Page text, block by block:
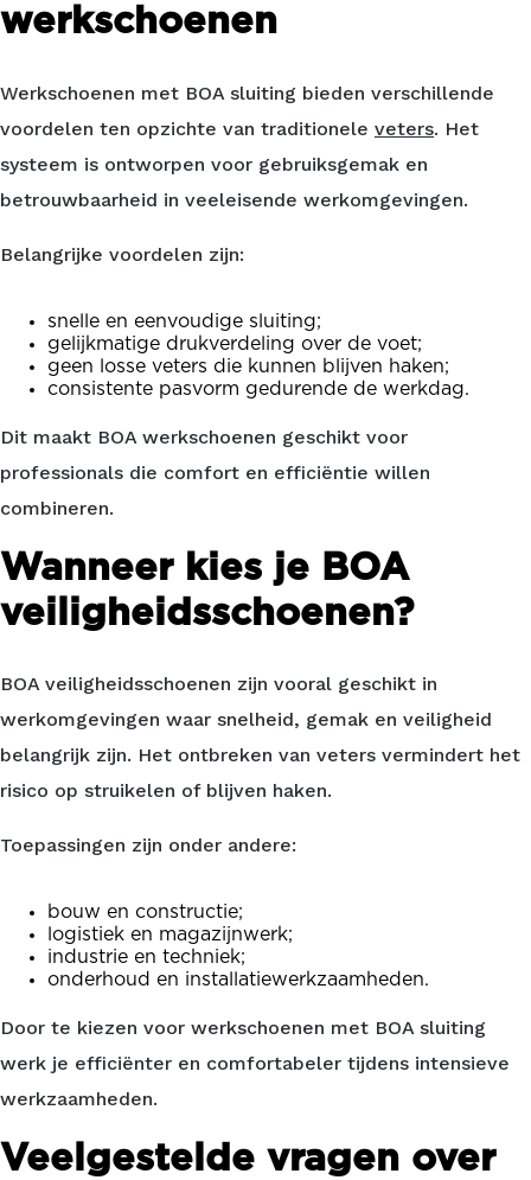
werkschoenen
Werkschoenen met BOA sluiting bieden verschillende
voordelen ten opzichte van traditionele veters. Het
systeem is ontworpen voor gebruiksgemak en
betrouwbaarheid in veeleisende werkomgevingen.
Belangrijke voordelen zijn:
snelle en eenvoudige sluiting;
gelijkmatige drukverdeling over de voet;
geen losse veters die kunnen blijven haken;
consistente pasvorm gedurende de werkdag.
Dit maakt BOA werkschoenen geschikt voor
professionals die comfort en efficiëntie willen
combineren.
Wanneer kies je BOA
veiligheidsschoenen?
BOA veiligheidsschoenen zijn vooral geschikt in
werkomgevingen waar snelheid, gemak en veiligheid
belangrijk zijn. Het ontbreken van veters vermindert het
risico op struikelen of blijven haken.
Toepassingen zijn onder andere:
bouw en constructie;
logistiek en magazijnwerk;
industrie en techniek;
onderhoud en installatiewerkzaamheden.
Door te kiezen voor werkschoenen met BOA sluiting
werk je efficiënter en comfortabeler tijdens intensieve
werkzaamheden.
Veelgestelde vragen over